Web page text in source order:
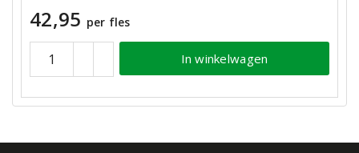
42,95 per fles
In winkelwagen